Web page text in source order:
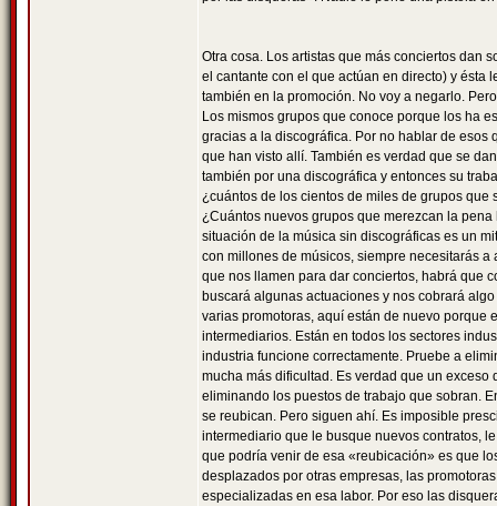
Otra cosa. Los artistas que más conciertos dan
el cantante con el que actúan en directo) y ésta
también en la promoción. No voy a negarlo.
Los mismos grupos que conoce porque los ha
gracias a la discográfica. Por no hablar de
que han visto allí. También es verdad que se
también por una discográfica y entonces su
¿cuántos de los cientos de miles de grupos
¿Cuántos nuevos grupos que merezcan la
situación de la música sin discográficas es un
con millones de músicos, siempre necesitarás
que nos llamen para dar conciertos, habrá que
buscará algunas actuaciones y nos cobrará
varias promotoras, aquí están de nuevo porque
intermediarios. Están en todos los sectores
industria funcione correctamente. Pruebe a
mucha más dificultad. Es verdad que un
eliminando los puestos de trabajo que sobran.
se reubican. Pero siguen ahí. Es imposible
intermediario que le busque nuevos contratos,
que podría venir de esa «reubicación» es que
desplazados por otras empresas, las
especializadas en esa labor. Por eso las